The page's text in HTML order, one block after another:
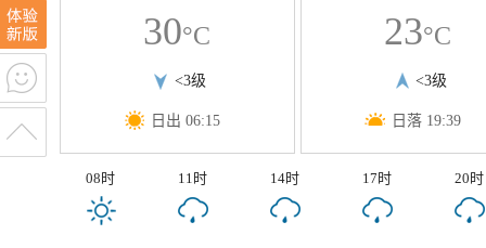
30°C
<3级
日出 06:15
23°C
<3级
日落 19:39
08时 11时 14时 17时 20时